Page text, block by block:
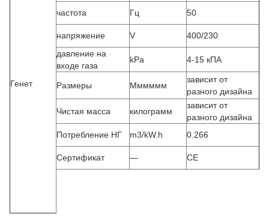
Генет
частота Гц 50
напряжение V
400/230
давление на
входе газа
kPa 4-15 кПА
Размеры Мммммм
зависит от
разного дизайна
Чистая масса килограмм
зависит от
разного дизайна
Потребление НГ
m3/kW.h 0.266
Сертификат — CE